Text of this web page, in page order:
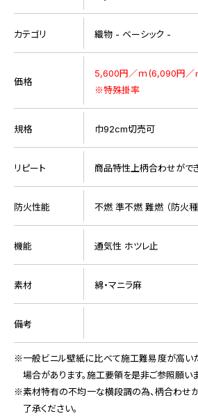
カテゴリ 織物 - ベーシック -
価格
5,600円／ｍ(6,090円／
※特殊掛率
規格 巾92cm切売可
リピート 商品特性上柄合わせがで
防火性能 不燃 準不燃 難燃 （防火種
機能 通気性 ホツレ止
素材 綿・マニラ麻
備考
一般ビニル壁紙に比べて施工難易度が高い
場合があります。施工要領を是非ご参照願いま
素材特有の不均一な横段調の為、柄合わせ
了承ください。